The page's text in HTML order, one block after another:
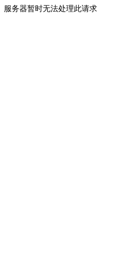
服务器暂时无法处理此请求